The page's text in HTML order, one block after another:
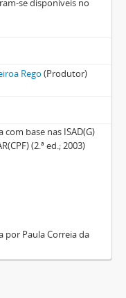
Rego (Produtor)
com base nas ISAD(G)
(2.ª ed.; 2003)
por Paula Correia da